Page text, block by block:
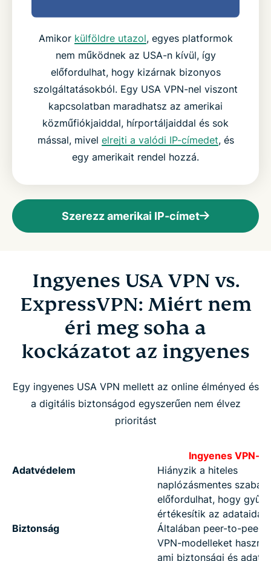
Amikor külföldre utazol, egyes platformok
nem működnek az USA-n kívül, így
előfordulhat, hogy kizárnak bizonyos
szolgáltatásokból. Egy USA VPN-nel viszont
kapcsolatban maradhatsz az amerikai
közműfiókjaiddal, hírportáljaiddal és sok
mással, mivel elrejti a valódi IP-címedet, és
egy amerikait rendel hozzá.
Szerezz amerikai IP-címet
Ingyenes USA VPN vs.
ExpressVPN: Miért nem
éri meg soha a
kockázatot az ingyenes
Egy ingyenes USA VPN mellett az online élményed és
a digitális biztonságod egyszerűen nem élvez
prioritást
Ingyenes VPN-ek
Adatvédelem
Hiányzik a hiteles
naplózásmentes
előfordulhat, hogy
értékesítik az adataidat
Biztonság
Általában peer-to-peer
VPN-modelleket
ami biztonsági és